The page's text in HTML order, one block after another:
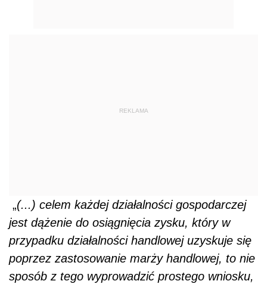
REKLAMA
„(...) celem każdej działalności gospodarczej
jest dążenie do osiągnięcia zysku, który w
przypadku działalności handlowej uzyskuje się
poprzez zastosowanie marży handlowej, to nie
sposób z tego wyprowadzić prostego wniosku,